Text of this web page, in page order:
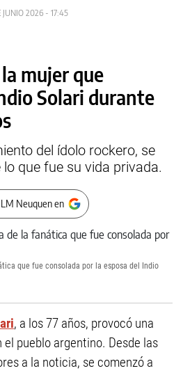
JUNIO 2026 - 17:45
mujer que
Solari durante
del ídolo rockero, se
que fue su vida privada.
Neuquen en
que fue consolada por la esposa del Indio
, a los 77 años, provocó una
pueblo argentino. Desde las
a la noticia, se comenzó a